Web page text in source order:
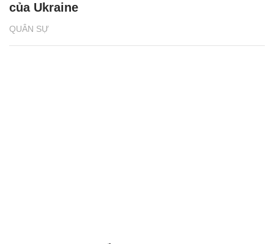
QUÂN SỰ
của Ukraine